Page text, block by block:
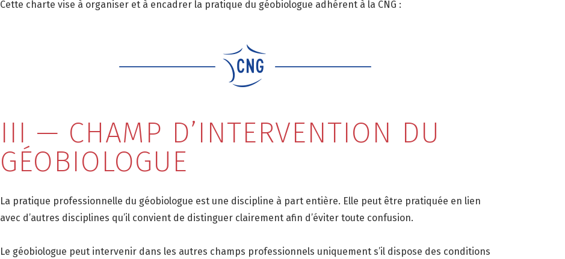
Cette charte vise à organiser et à encadrer la pratique du géobiologue adhérent à la CNG :
III — CHAMP D’INTERVENTION DU
GÉOBIOLOGUE
La pratique professionnelle du géobiologue est une discipline à part entière. Elle peut être pratiquée en lien
avec d’autres disciplines qu’il convient de distinguer clairement afin d’éviter toute confusion.
Le géobiologue peut intervenir dans les autres champs professionnels uniquement s’il dispose des conditions